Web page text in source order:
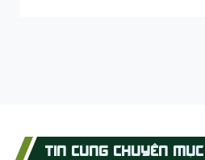
TIN CÙNG CHUYÊN MỤC